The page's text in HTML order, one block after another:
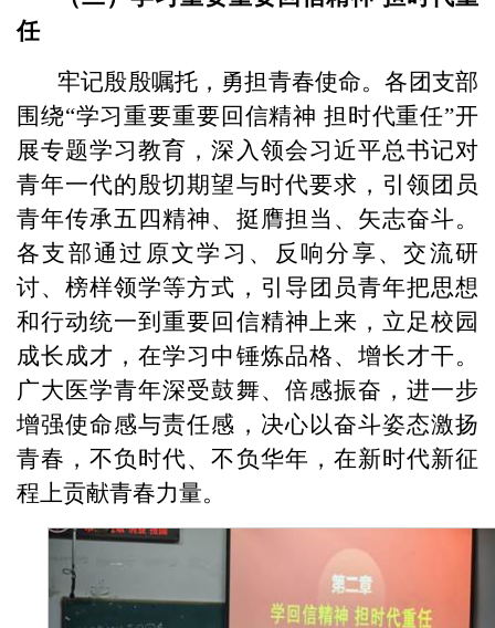
任
牢记殷殷嘱托，勇担青春使命。各团支部
围绕“学习重要重要回信精神 担时代重任”开
展专题学习教育，深入领会习近平总书记对
青年一代的殷切期望与时代要求，引领团员
青年传承五四精神、挺膺担当、矢志奋斗。
各支部通过原文学习、反响分享、交流研
讨、榜样领学等方式，引导团员青年把思想
和行动统一到重要回信精神上来，立足校园
成长成才，在学习中锤炼品格、增长才干。
广大医学青年深受鼓舞、倍感振奋，进一步
增强使命感与责任感，决心以奋斗姿态激扬
青春，不负时代、不负华年，在新时代新征
程上贡献青春力量。